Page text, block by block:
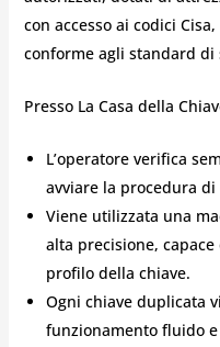
con accesso ai codici
conforme agli standard di
Presso La Casa della
L’operatore verifica
avviare la procedura
Viene utilizzata una
alta precisione,
profilo della chiave.
Ogni chiave duplicata
funzionamento fluido